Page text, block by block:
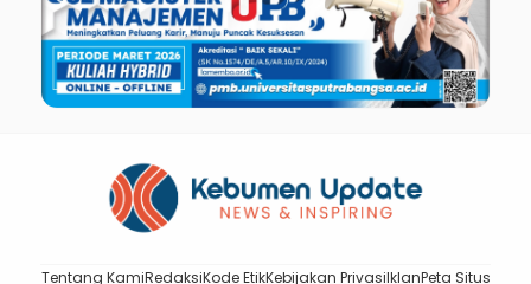
Tentang KamiRedaksiKode EtikKebijakan PrivasiIklanPeta Situs